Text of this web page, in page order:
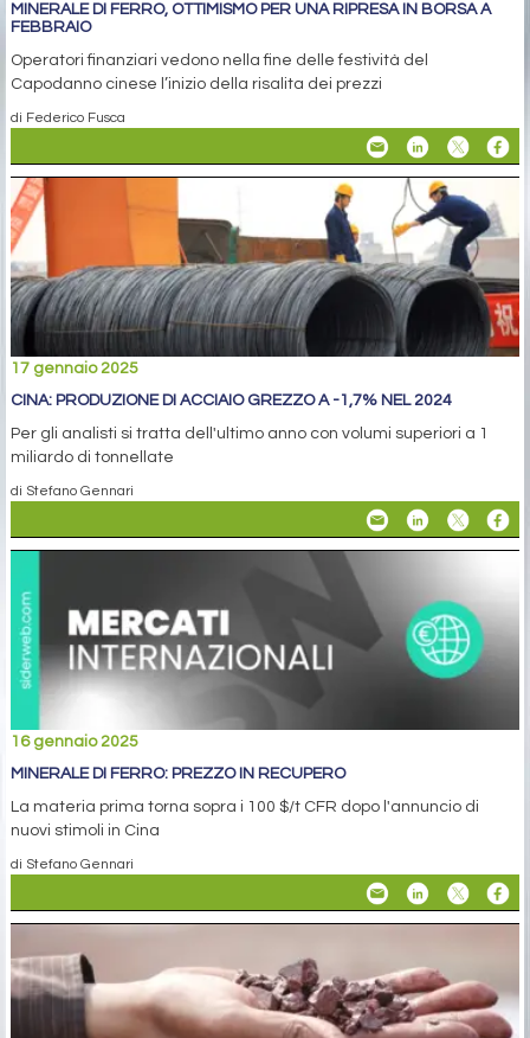
MINERALE DI FERRO, OTTIMISMO PER UNA RIPRESA IN BORSA A
FEBBRAIO
Operatori finanziari vedono nella fine delle festività del
Capodanno cinese l’inizio della risalita dei prezzi
di Federico Fusca
17 gennaio 2025
CINA: PRODUZIONE DI ACCIAIO GREZZO A -1,7% NEL 2024
Per gli analisti si tratta dell'ultimo anno con volumi superiori a 1
miliardo di tonnellate
di Stefano Gennari
16 gennaio 2025
MINERALE DI FERRO: PREZZO IN RECUPERO
La materia prima torna sopra i 100 $/t CFR dopo l'annuncio di
nuovi stimoli in Cina
di Stefano Gennari